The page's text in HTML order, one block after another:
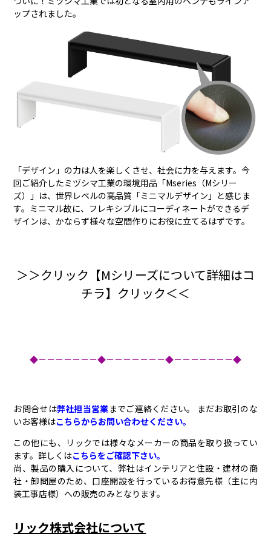
ップされました。
「デザイン」の力は人を楽しくさせ、社会に力を与えます。今
回ご紹介したミヅシマ工業の環境用品「Mseries（Mシリー
ズ）」は、世界レベルの高品質「ミニマルデザイン」と感じま
す。ミニマル故に、フレキシブルにコーディネートができるデ
ザインは、かならず様々な空間作りにお役に立てるはずです。
＞＞クリック【Mシリーズについて詳細はコ
チラ】クリック＜＜
◆－－－－－－－◆－－－－－－－◆－－－－－－－◆
お問合せは弊社担当営業までご連絡ください。 まだお取引のな
いお客様はこちらからお問い合わせください。
この他にも、リックでは様々なメーカーの商品を取り扱ってい
ます。詳しくはこちらをご確認下さい。
尚、製品の購入について、弊社はインテリアと住設・建材の商
社・卸問屋のため、口座開設を行っているお得意先様（主に内
装工事店様）への販売のみとなります。
リック株式会社について